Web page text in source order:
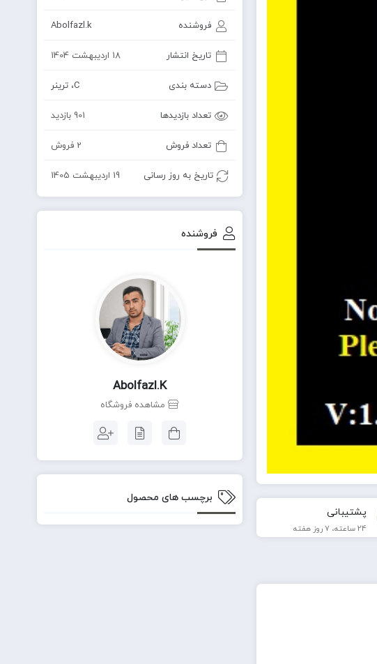
پشتیبانی
24 ساعته، 7 روز هفته
فروشنده Abolfazl.k
تاریخ انتشار 18 اردیبهشت 1404
دسته بندی C، ترینر
تعداد بازدیدها 901 بازدید
تعداد فروش 2 فروش
تاریخ به روز رسانی 19 اردیبهشت 1405
فروشنده
Abolfazl.k
مشاهده فروشگاه
برچسب های محصول